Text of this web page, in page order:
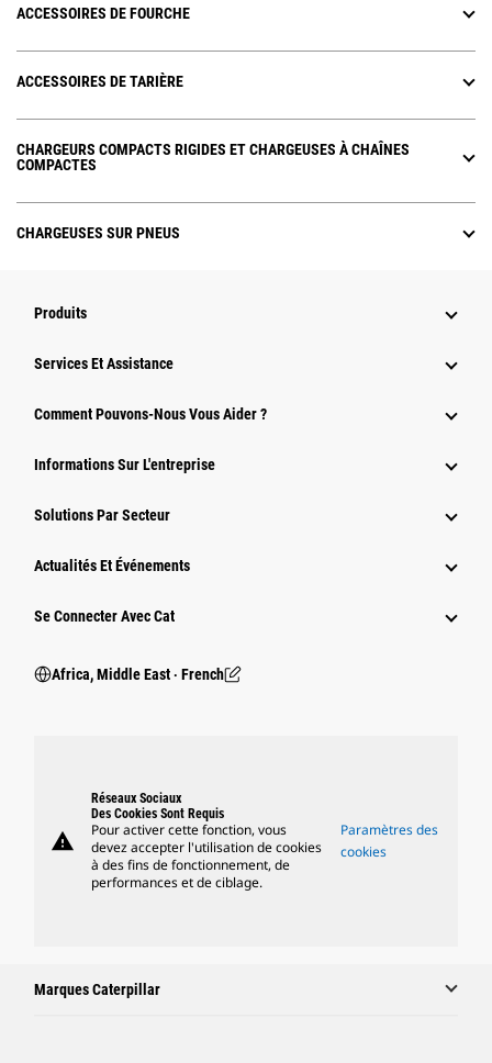
ACCESSOIRES DE FOURCHE
ACCESSOIRES DE TARIÈRE
CHARGEURS COMPACTS RIGIDES ET CHARGEUSES À CHAÎNES
COMPACTES
CHARGEUSES SUR PNEUS
Produits
Services Et Assistance
Comment Pouvons-Nous Vous Aider ?
Informations Sur L'entreprise
Solutions Par Secteur
Actualités Et Événements
Se Connecter Avec Cat
Africa, Middle East ‧ French
warning
Réseaux Sociaux
Des Cookies Sont Requis
Pour activer cette fonction, vous
devez accepter l'utilisation de cookies
à des fins de fonctionnement, de
performances et de ciblage.
Paramètres des
cookies
Marques Caterpillar